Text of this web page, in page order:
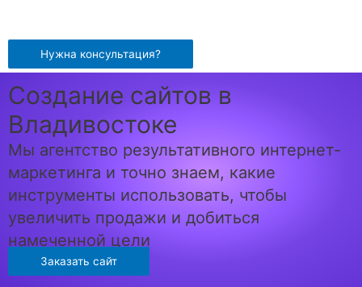
содержимомуНужна консультация?
Создание сайтов в
Владивостоке
Мы агентство результативного интернет-
маркетинга и точно знаем, какие
инструменты использовать, чтобы
увеличить продажи и добиться
намеченной цели
Заказать сайт